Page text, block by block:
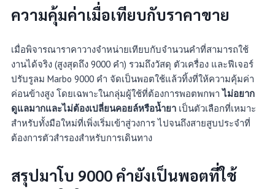
ความคุ้มค่าเมื่อเทียบกับราคาขาย
เมื่อพิจารณาราคาวางจำหน่ายเทียบกับจำนวนคำที่สามารถใช้
งานได้จริง (สูงสุดถึง 9000 คำ) รวมถึงวัสดุ ตัวเครื่อง และฟีเจอร์
ปรับรูลม Marbo 9000 คำ จัดเป็นพอตใช้แล้วทิ้งที่ให้ความคุ้มค่า
ค่อนข้างสูง โดยเฉพาะในกลุ่มผู้ใช้ที่ต้องการพอตพกพาไม่อยาก
ดูแลมากและไม่ต้องเปลี่ยนคอยล์หรือน้ำยา เป็นตัวเลือกที่เหมาะ
สำหรับทั้งมือใหม่ที่เพิ่งเริ่มเข้าสู่วงการ ไปจนถึงสายสูบประจำที่
ต้องการตัวสำรองสำหรับการเดินทาง
สรุปมาโบ 9000 คํายังเป็นพอตที่ใช้